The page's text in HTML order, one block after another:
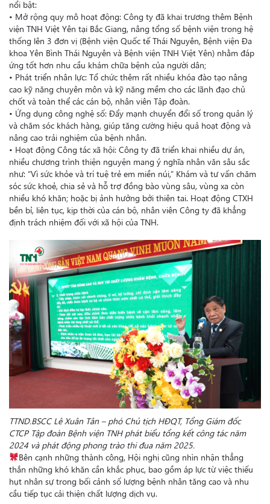
nổi bật:
• Mở rộng quy mô hoạt động: Công ty đã khai trương thêm Bệnh
viện TNH Việt Yên tại Bắc Giang, nâng tổng số bệnh viện trong hệ
thống lên 3 đơn vị (Bệnh viện Quốc tế Thái Nguyên, Bệnh viện Đa
khoa Yên Bình Thái Nguyên và Bệnh viện TNH Việt Yên) nhằm đáp
ứng tốt hơn nhu cầu khám chữa bệnh của người dân;
• Phát triển nhân lực: Tổ chức thêm rất nhiều khóa đào tạo nâng
cao kỹ năng chuyên môn và kỹ năng mềm cho các lãnh đạo chủ
chốt và toàn thể các cán bộ, nhân viên Tập đoàn.
• Ứng dụng công nghệ số: Đẩy mạnh chuyển đổi số trong quản lý
và chăm sóc khách hàng, giúp tăng cường hiệu quả hoạt động và
nâng cao trải nghiệm của bệnh nhân.
• Hoạt động Công tác xã hội: Công ty đã triển khai nhiều dự án,
nhiều chương trình thiện nguyện mang ý nghĩa nhân văn sâu sắc
như: “Vì sức khỏe và trí tuệ trẻ em miền núi,” Khám và tư vấn chăm
sóc sức khoẻ, chia sẻ và hỗ trợ đồng bào vùng sâu, vùng xa còn
nhiều khó khăn; hoặc bị ảnh hưởng bởi thiên tai. Hoạt động CTXH
bền bỉ, liên tục, kịp thời của cán bộ, nhân viên Công ty đã khẳng
định trách nhiệm đối với xã hội của TNH.
TTND.BSCC Lê Xuân Tân – phó Chủ tịch HĐQT, Tổng Giám đốc
CTCP Tập đoàn Bệnh viện TNH phát biểu tổng kết công tác năm
2024 và phát động phong trào thi đua năm 2025.
Bên cạnh những thành công, Hội nghị cũng nhìn nhận thẳng
thắn những khó khăn cần khắc phục, bao gồm áp lực từ việc thiếu
hụt nhân sự trong bối cảnh số lượng bệnh nhân tăng cao và nhu
cầu tiếp tục cải thiện chất lượng dịch vụ.